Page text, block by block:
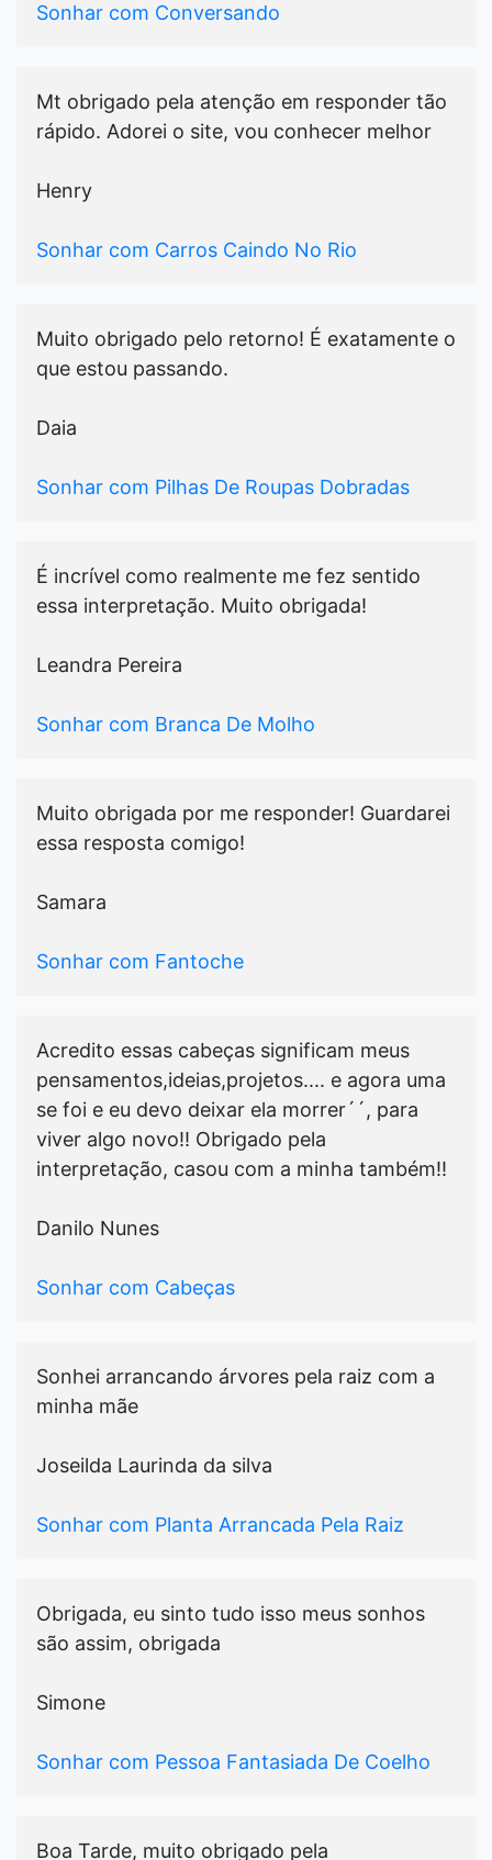
Sonhar com Conversando
Mt obrigado pela atenção em responder tão
rápido. Adorei o site, vou conhecer melhor
Henry
Sonhar com Carros Caindo No Rio
Muito obrigado pelo retorno! É exatamente o
que estou passando.
Daia
Sonhar com Pilhas De Roupas Dobradas
É incrível como realmente me fez sentido
essa interpretação. Muito obrigada!
Leandra Pereira
Sonhar com Branca De Molho
Muito obrigada por me responder! Guardarei
essa resposta comigo!
Samara
Sonhar com Fantoche
Acredito essas cabeças significam meus
pensamentos,ideias,projetos.... e agora uma
se foi e eu devo deixar ela morrer´´, para
viver algo novo!! Obrigado pela
interpretação, casou com a minha também!!
Danilo Nunes
Sonhar com Cabeças
Sonhei arrancando árvores pela raiz com a
minha mãe
Joseilda Laurinda da silva
Sonhar com Planta Arrancada Pela Raiz
Obrigada, eu sinto tudo isso meus sonhos
são assim, obrigada
Simone
Sonhar com Pessoa Fantasiada De Coelho
Boa Tarde, muito obrigado pela